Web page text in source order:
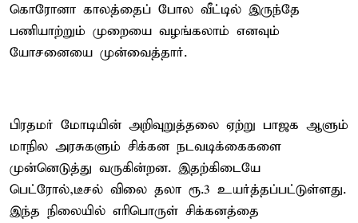
கொரோனா காலத்தைப் போல வீட்டில் இருந்தே
பணியாற்றும் முறையை வழங்கலாம் எனவும்
யோசனையை முன்வைத்தார்.
பிரதமர் மோடியின் அறிவுறுத்தலை ஏற்று பாஜக ஆளும்
மாநில அரசுகளும் சிக்கன நடவடிக்கைகளை
முன்னெடுத்து வருகின்றன. இதற்கிடையே
பெட்ரோல்,டீசல் விலை தலா ரூ.3 உயர்த்தப்பட்டுள்ளது.
இந்த நிலையில் எரிபொருள் சிக்கனத்தை